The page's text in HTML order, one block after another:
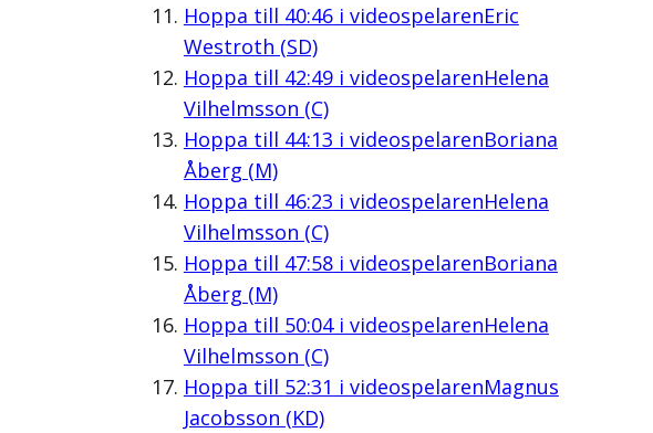
Hoppa till 40:46i videospelarenEric
Westroth (SD)
Hoppa till 42:49i videospelarenHelena
Vilhelmsson (C)
Hoppa till 44:13 i videospelarenBoriana
Åberg (M)
Hoppa till 46:23 i videospelarenHelena
Vilhelmsson (C)
Hoppa till 47:58i videospelarenBoriana
Åberg (M)
Hoppa till 50:04i videospelarenHelena
Vilhelmsson (C)
Hoppa till 52:31 i videospelarenMagnus
Jacobsson (KD)